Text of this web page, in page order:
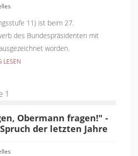
11) ist beim 27.
des Bundespräsidenten mit
worden.
LESEN
Obermann fragen!" -
der letzten Jahre